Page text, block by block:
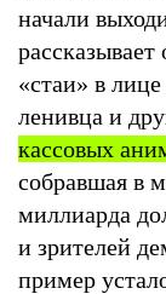
начали
«стаи» в
ленивца и
кассовых
собравшая в
миллиарда
и зрителей
пример